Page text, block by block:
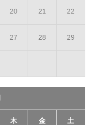
20 21 22
27 28 29
木 金 土